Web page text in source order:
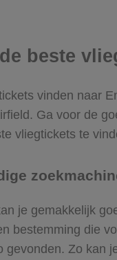
beste
vinden naar
Ga voor de
vliegtickets te
je gemakkelijk
bestemming die
gevonden. Zo kan